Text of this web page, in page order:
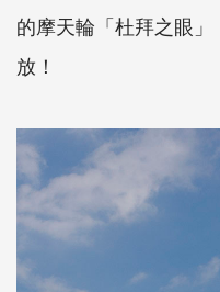
的摩天輪「杜拜之眼
放！